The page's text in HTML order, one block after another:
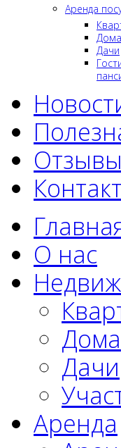
Аренда
Дома
Дачи
Отзывы
О нас
Дома
Дачи
Аренда